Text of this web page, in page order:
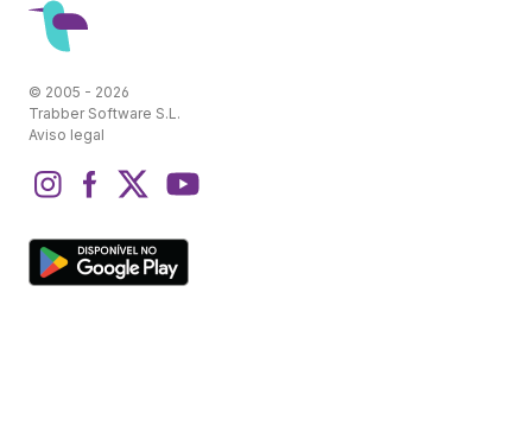
© 2005 - 2026
Trabber Software S.L.
Aviso legal